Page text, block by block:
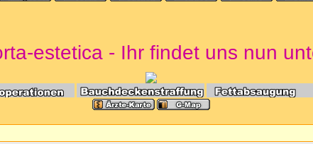
estetica - Ihr findet uns nun